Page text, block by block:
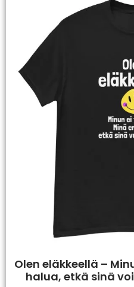
Olen eläkkeellä –
halua, etkä sinä